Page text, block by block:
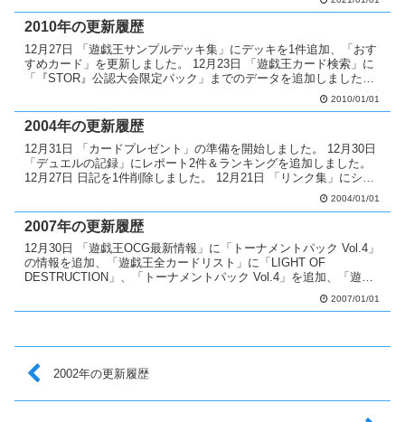
2010年の更新履歴
12月27日 「遊戯王サンプルデッキ集」にデッキを1件追加、「おす
すめカード」を更新しました。 12月23日 「遊戯王カード検索」に
「『STOR』公認大会限定パック」までのデータを追加しました。
2010/01/01
2004年の更新履歴
12月31日 「カードプレゼント」の準備を開始しました。 12月30日
「デュエルの記録」にレポート2件＆ランキングを追加しました。
12月27日 日記を1件削除しました。 12月21日 「リンク集」にシン
2004/01/01
2007年の更新履歴
12月30日 「遊戯王OCG最新情報」に「トーナメントパック Vol.4」
の情報を追加、「遊戯王全カードリスト」に「LIGHT OF
DESTRUCTION」、「トーナメントパック Vol.4」を追加、「遊戯
2007/01/01
2002年の更新履歴